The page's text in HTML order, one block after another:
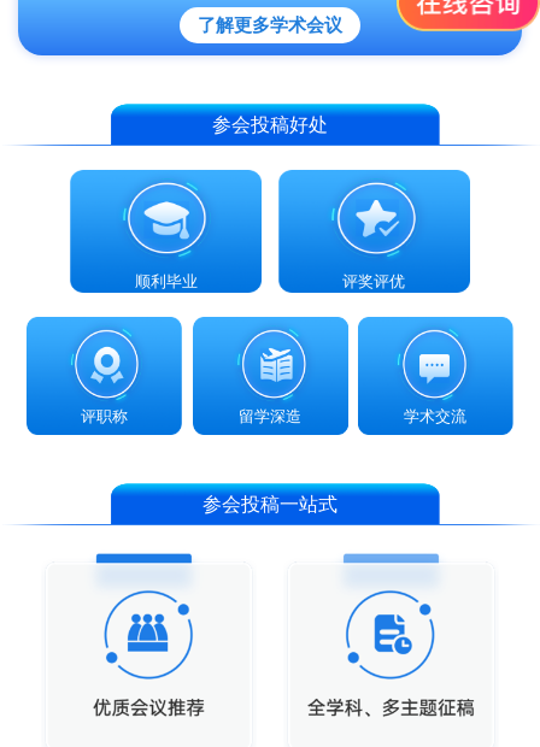
了解更多学术会议
参会投稿好处
顺利毕业 评奖评优
评职称 留学深造 学术交流
参会投稿一站式